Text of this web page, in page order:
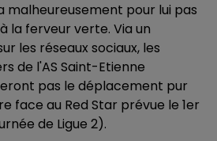
malheureusement pour lui pas
la ferveur verte. Via un
les réseaux sociaux, les
de l'AS Saint-Etienne
pas le déplacement pur
face au Red Star prévue le 1er
de Ligue 2).